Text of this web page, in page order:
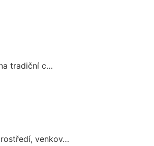
tradiční c…
venkov…